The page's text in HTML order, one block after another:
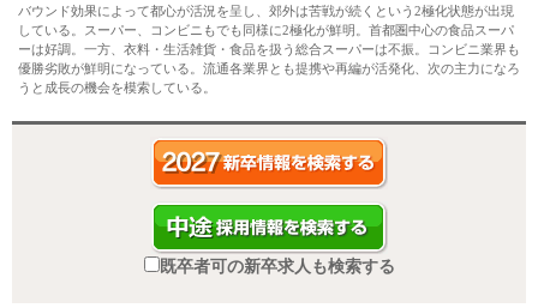
バウンド効果によって都心が活況を呈し、郊外は苦戦が続くという2極化状態が出現
している。スーパー、コンビニもでも同様に2極化が鮮明。首都圏中心の食品スーパ
ーは好調。一方、衣料・生活雑貨・食品を扱う総合スーパーは不振。コンビニ業界も
優勝劣敗が鮮明になっている。流通各業界とも提携や再編が活発化、次の主力になろ
うと成長の機会を模索している。
既卒者可の新卒求人も検索する